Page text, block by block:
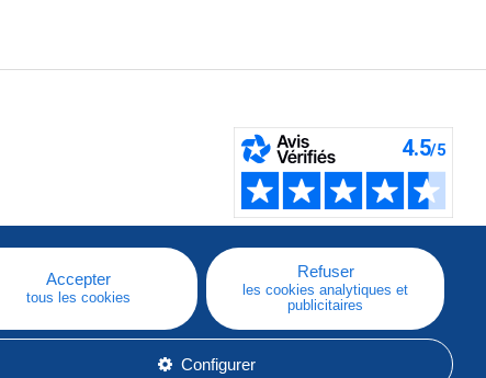
Accepter
tous les cookies
Refuser
les cookies analytiques et
publicitaires
Configurer